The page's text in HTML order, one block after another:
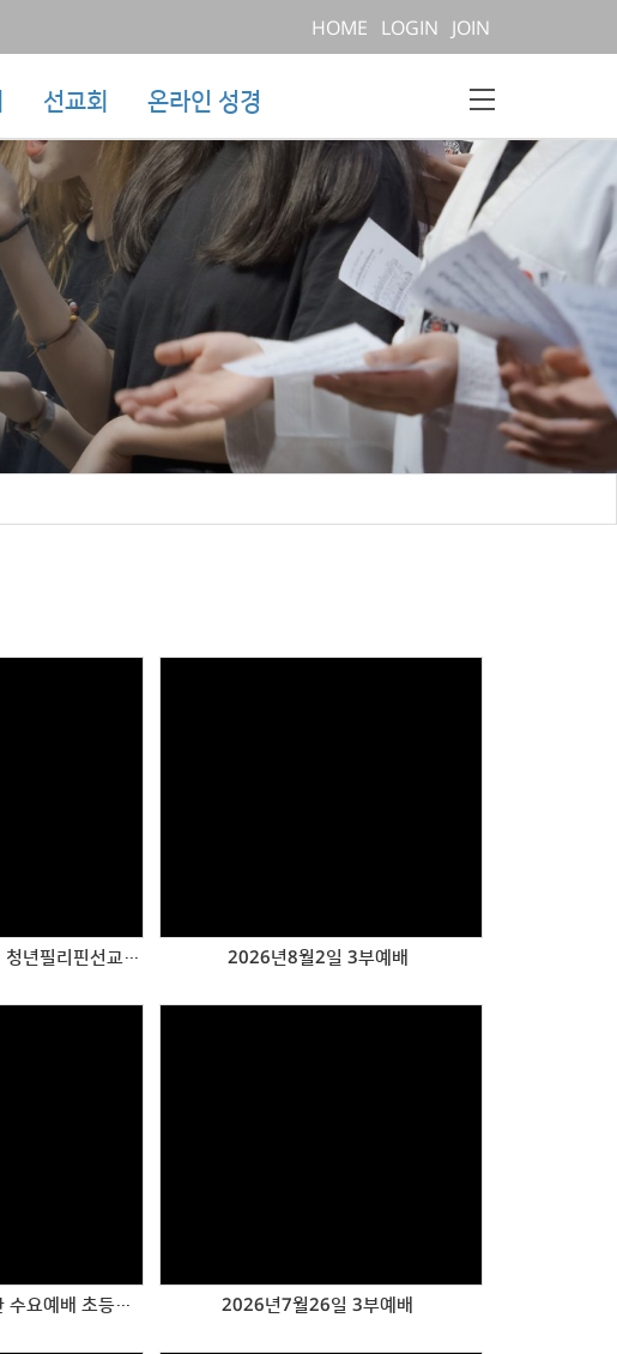
HOME LOGIN JOIN
선교회 온라인 성경
2026년8월2일 오후예배 청년필리핀선교 예배 2026년8월2일 3부예배
2026년 7월 29일 행복한 수요예배 초등부 헌신예배 2026년7월26일 3부예배